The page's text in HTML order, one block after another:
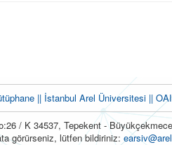
|| İstanbul Arel Üniversitesi ||
/ K 34537, Tepekent -
görürseniz, lütfen bildiriniz: